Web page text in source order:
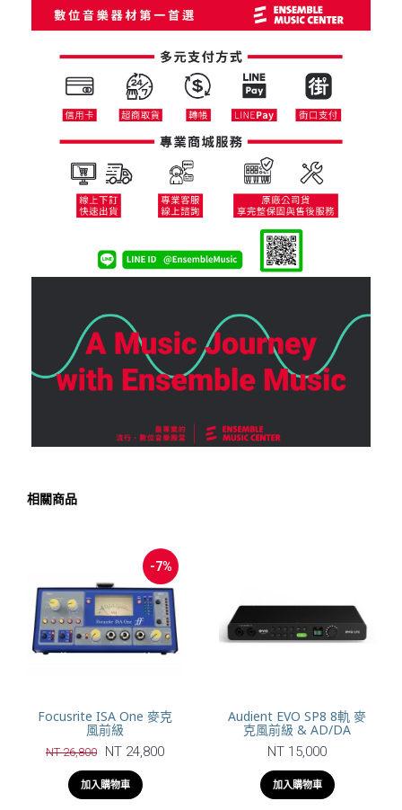
相關商品
-7%
Focusrite ISA One 麥克
風前級
NT 26,800 NT 24,800
加入購物車
Audient EVO SP8 8軌 麥
克風前級 & AD/DA
NT 15,000
加入購物車